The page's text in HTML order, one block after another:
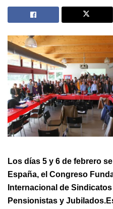
Los días 5 y 6 de febrero
España, el Congreso
Internacional de
Pensionistas y Jubilados.